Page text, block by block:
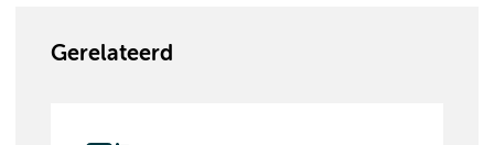
Gerelateerd